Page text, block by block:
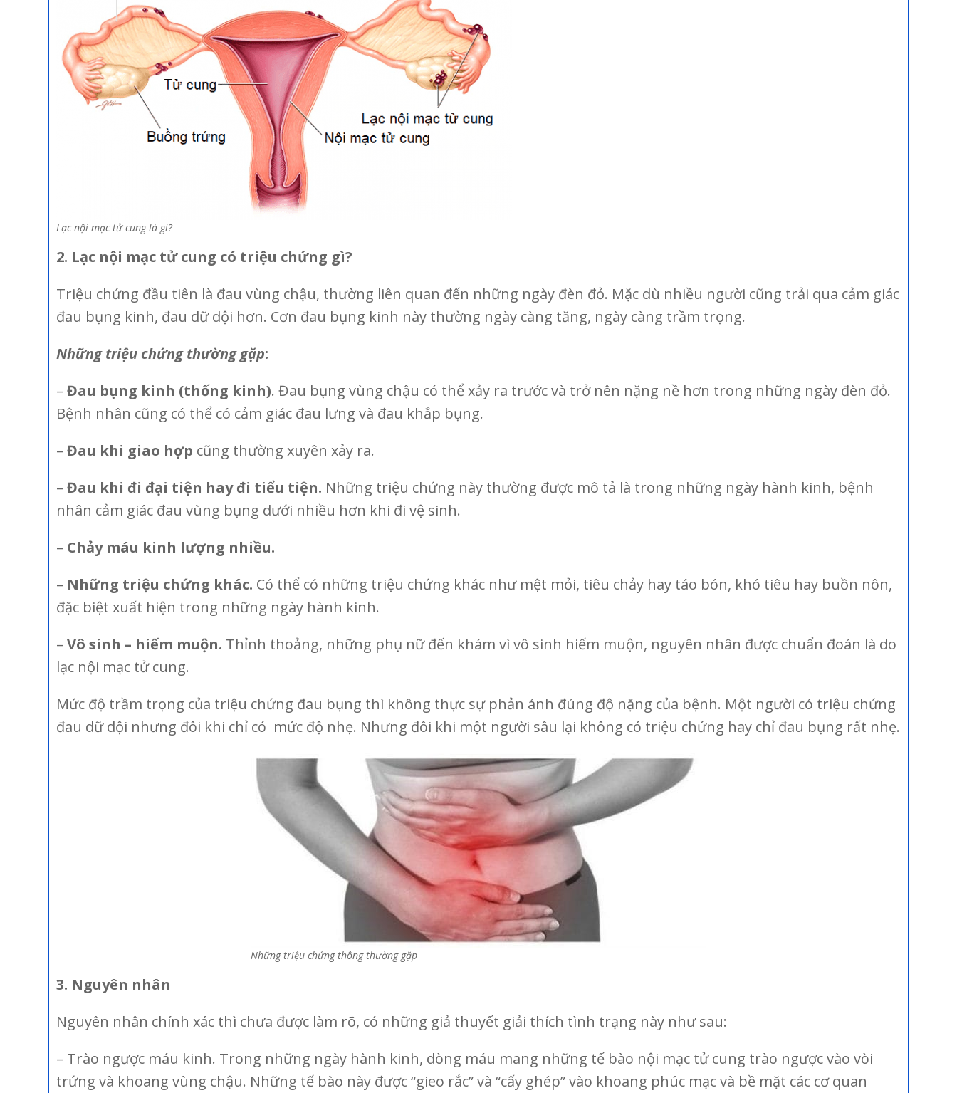
Lạc nội mạc tử cung là gì?
2. Lạc nội mạc tử cung có triệu chứng gì?
Triệu chứng đầu tiên là đau vùng chậu, thường liên quan đến những ngày đèn đỏ. Mặc dù nhiều người cũng trải qua cảm giác
đau bụng kinh, đau dữ dội hơn. Cơn đau bụng kinh này thường ngày càng tăng, ngày càng trầm trọng.
Những triệu chứng thường gặp:
–Đau bụng kinh (thống kinh). Đau bụng vùng chậu có thể xảy ra trước và trở nên nặng nề hơn trong những ngày đèn đỏ.
Bệnh nhân cũng có thể có cảm giác đau lưng và đau khắp bụng.
–Đau khi giao hợp cũng thường xuyên xảy ra.
–Đau khi đi đại tiện hay đi tiểu tiện. Những triệu chứng này thường được mô tả là trong những ngày hành kinh, bệnh
nhân cảm giác đau vùng bụng dưới nhiều hơn khi đi vệ sinh.
– Chảy máu kinh lượng nhiều.
– Những triệu chứng khác. Có thể có những triệu chứng khác như mệt mỏi, tiêu chảy hay táo bón, khó tiêu hay buồn nôn,
đặc biệt xuất hiện trong những ngày hành kinh.
–Vô sinh – hiếm muộn. Thỉnh thoảng, những phụ nữ đến khám vì vô sinh hiếm muộn, nguyên nhân được chuẩn đoán là do
lạc nội mạc tử cung.
Mức độ trầm trọng của triệu chứng đau bụng thì không thực sự phản ánh đúng độ nặng của bệnh. Một người có triệu chứng
đau dữ dội nhưng đôi khi chỉ có mức độ nhẹ. Nhưng đôi khi một người sâu lại không có triệu chứng hay chỉ đau bụng rất nhẹ.
Những triệu chứng thông thường gặp
3. Nguyên nhân
Nguyên nhân chính xác thì chưa được làm rõ, có những giả thuyết giải thích tình trạng này như sau:
– Trào ngược máu kinh. Trong những ngày hành kinh, dòng máu mang những tế bào nội mạc tử cung trào ngược vào vòi
trứng và khoang vùng chậu. Những tế bào này được “gieo rắc” và “cấy ghép” vào khoang phúc mạc và bề mặt các cơ quan